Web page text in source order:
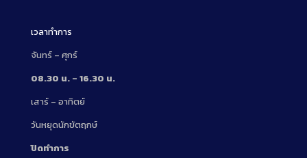
เวลาทำการ
จันทร์ – ศุกร์
08.30 น. – 16.30 น.
เสาร์ – อาทิตย์
วันหยุดนักขัตฤกษ์
ปิดทำการ